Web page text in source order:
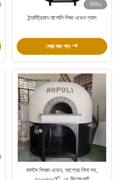
ভিডিও
ইন্ডাস্ট্রিয়াল নাপোলি পিজা ওভেন গ্যাস
সেরা দাম পান
কাস্টম পিৎজা ওভেন, আগ্নেয় শিলা সহ,